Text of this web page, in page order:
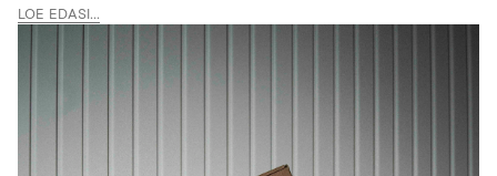
LOE EDASI...